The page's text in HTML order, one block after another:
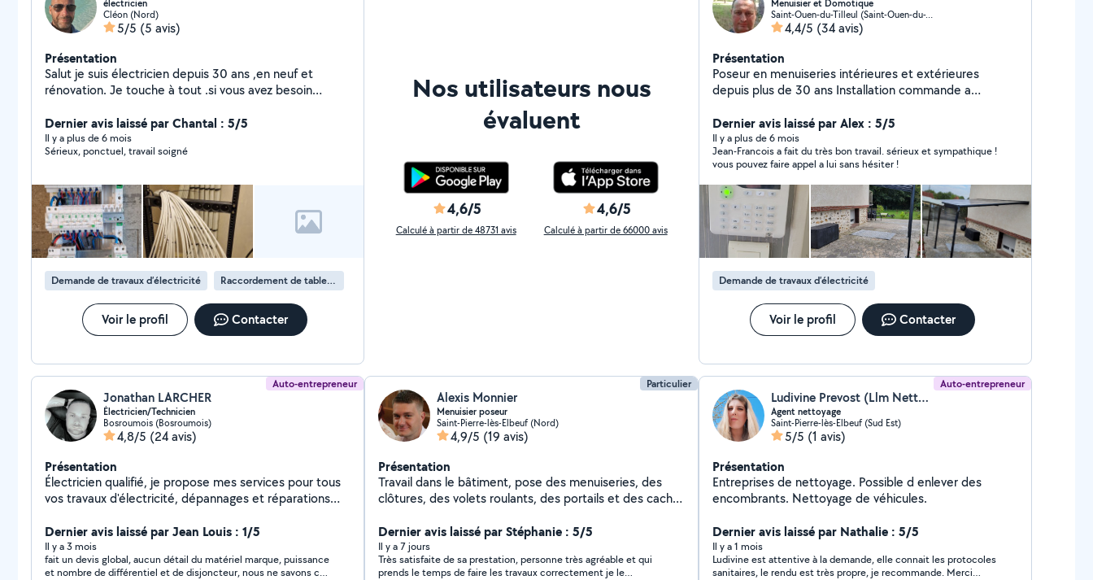
électricien
Cléon (Nord)
5/5 (5 avis)
Présentation
Salut je suis électricien depuis 30 ans ,en neuf et
rénovation. Je touche à tout .si vous avez besoin
Dernier avis laissé par Chantal : 5/5
Il y a plus de 6 mois
Sérieux, ponctuel, travail soigné
Demande de travaux d’électricité Raccordement de tableau électrique
Voir le profil Contacter
Nos utilisateurs nous
évaluent
4,6/5
Calculé à partir de 48731 avis
4,6/5
Calculé à partir de 66000 avis
Menuisier et Domotique
Saint-Ouen-du-Tilleul (Saint-Ouen-du-Tilleul)
4,4/5 (34 avis)
Présentation
Poseur en menuiseries intérieures et extérieures
depuis plus de 30 ans Installation commande a
pour scénarios domotique, ... Quelques compétences
en informatique, traitement d'image, de texte,
tableurs, connection imprimante, iptv, etc ...
Dernier avis laissé par Alex : 5/5
Il y a plus de 6 mois
Jean-Francois a fait du très bon travail. sérieux et sympathique !
vous pouvez faire appel a lui sans hésiter !
Demande de travaux d’électricité
Voir le profil Contacter
Auto-entrepreneur
Jonathan LARCHER
Électricien/Technicien
Bosroumois (Bosroumois)
4,8/5 (24 avis)
Présentation
Électricien qualifié, je propose mes services pour tous
vos travaux d'électricité, dépannages et réparations
vous garantis un travail soigné et conforme aux normes.
Habilité bornes de rechargement pour véhicule
électriques également Assurance RC/Décennale OK
Dernier avis laissé par Jean Louis : 1/5
Il y a 3 mois
fait un devis global, aucun détail du matériel marque, puissance
et nombre de différentiel et de disjoncteur, nous ne savons ce
Particulier
Alexis Monnier
Menuisier poseur
Saint-Pierre-lès-Elbeuf (Nord)
4,9/5 (19 avis)
Présentation
Travail dans le bâtiment, pose des menuiseries, des
clôtures, des volets roulants, des portails et des cache-
Dernier avis laissé par Stéphanie : 5/5
Il y a 7 jours
Très satisfaite de sa prestation, personne très agréable et qui
prends le temps de faire les travaux correctement je le
Auto-entrepreneur
Ludivine Prevost (Llm Nettoyage)
Agent nettoyage
Saint-Pierre-lès-Elbeuf (Sud Est)
5/5 (1 avis)
Présentation
Entreprises de nettoyage. Possible d enlever des
encombrants. Nettoyage de véhicules.
Dernier avis laissé par Nathalie : 5/5
Il y a 1 mois
Ludivine est attentive à la demande, elle connait les protocoles
sanitaires, le rendu est très propre, je recommande. Merci